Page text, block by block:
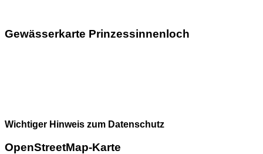
Gewässerkarte Prinzessinnenloch
Wichtiger Hinweis zum Datenschutz
OpenStreetMap-Karte